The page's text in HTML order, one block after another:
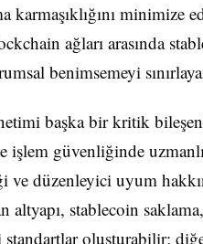
karmaşıklığını
ağları arasında
benimsemeyi
başka bir kritik
işlem güvenliğinde
ve düzenleyici uyum
altyapı, stablecoin
oluşturabilir;